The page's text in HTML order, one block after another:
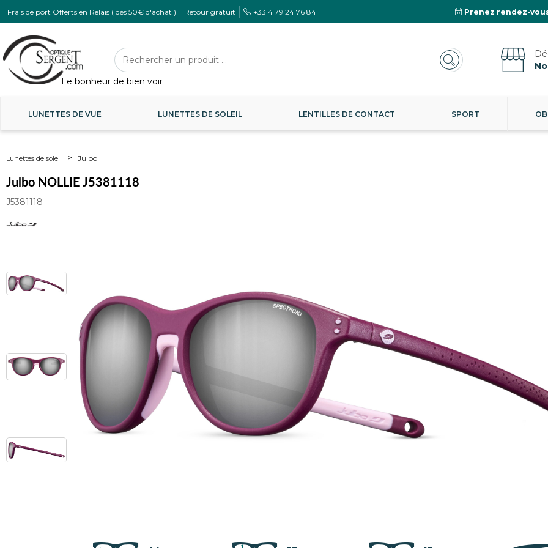
Frais de port Offerts en Relais ( dès 50€ d'achat ) Retour gratuit +33 4 79 24 76 84 Prenez rendez-
LUNETTES DE VUE LUNETTES DE SOLEIL LENTILLES DE CONTACT SPORT
Lunettes de soleil Julbo
Julbo NOLLIE J5381118
J5381118